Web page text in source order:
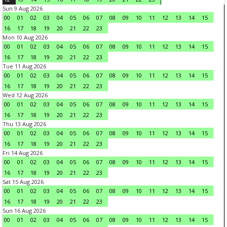
Sun 9 Aug 2026
00
01 02 03 04 05 06 07 08 09 10 11 12 13 14
15
16
17 18 19 20 21 22
23
Mon 10 Aug 2026
00
01 02 03 04 05 06 07 08 09 10 11 12 13 14
15
16
17 18 19 20 21 22
23
Tue 11 Aug 2026
00
01 02 03 04 05 06 07 08 09 10 11 12 13 14
15
16
17 18 19 20 21 22
23
Wed 12 Aug 2026
00
01 02 03 04 05 06 07 08 09 10 11 12 13 14
15
16
17 18 19 20 21 22
23
Thu 13 Aug 2026
00
01 02 03 04 05 06 07 08 09 10 11 12 13 14
15
16
17 18 19 20 21 22
23
Fri 14 Aug 2026
00
01 02 03 04 05 06 07 08 09 10 11 12 13 14
15
16
17 18 19 20 21 22
23
Sat 15 Aug 2026
00
01 02 03 04 05 06 07 08 09 10 11 12 13 14
15
16
17 18 19 20 21 22
23
Sun 16 Aug 2026
00
01 02 03 04 05 06 07 08 09 10 11 12 13 14
15